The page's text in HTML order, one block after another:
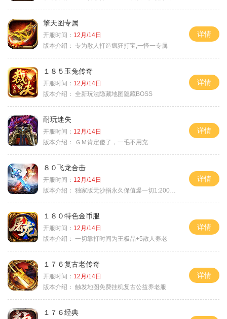
擎天图专属
开服时间： 12月/14日
版本介绍： 专为散人打造疯狂打宝,一怪一专属
详情
１８５玉兔传奇
开服时间： 12月/14日
版本介绍： 全新玩法隐藏地图隐藏BOSS
详情
耐玩迷失
开服时间： 12月/14日
版本介绍：
ＧＭ肯定傻了，一毛不用充
详情
８０飞龙合击
开服时间： 12月/14日
版本介绍： 独家版无沙捐永久保值爆一切1:2000回3
详情
１８０特色金币服
开服时间： 12月/14日
版本介绍： 一切靠打时间为王极品+5散人养老
详情
１７６复古老传奇
开服时间： 12月/14日
版本介绍： 触发地图免费挂机复古公益养老服
详情
１７６经典